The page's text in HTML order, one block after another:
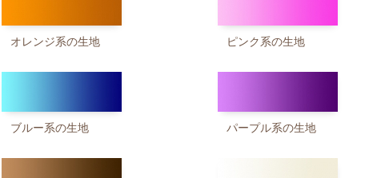
オレンジ系の生地 ピンク系の生地
ブルー系の生地 パープル系の生地